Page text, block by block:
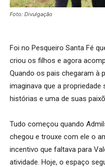
Foto: Divulgação
Foi no Pesqueiro Santa Fé
criou os filhos e agora
Quando os pais chegaram à
imaginava que a
histórias e uma de suas
Tudo começou quando
chegou e trouxe com ele o
incentivo que faltava para
atividade. Hoje, o espaço